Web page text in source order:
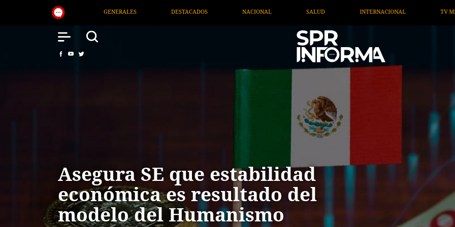
DESTACADOS NACIONAL SALUD INTERNACIONAL TV MIGRANTE INFORMA OPINIÓN
Asegura SE que estabilidad
económica es resultado del
modelo del Humanismo